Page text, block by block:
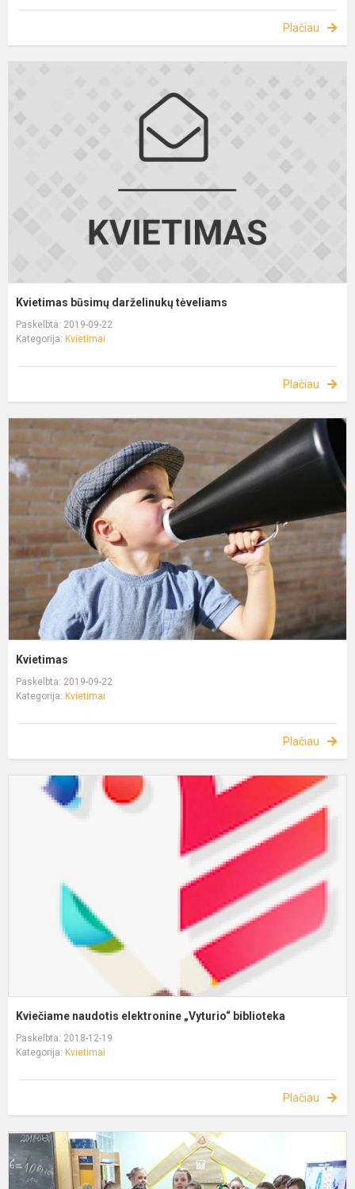
Plačiau
Kvietimas būsimų darželinukų tėveliams
Paskelbta: 2019-09-22
Kategorija: Kvietimai
Plačiau
Kvietimas
Paskelbta: 2019-09-22
Kategorija: Kvietimai
Plačiau
Kviečiame naudotis elektronine „Vyturio“ biblioteka
Paskelbta: 2018-12-19
Kategorija: Kvietimai
Plačiau